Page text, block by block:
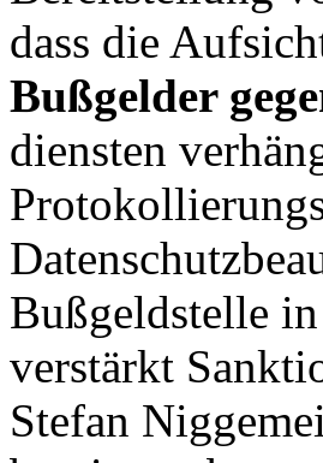
dass die
Bußgelder
diensten
Bußgeldstelle
verstärkt
Stefan